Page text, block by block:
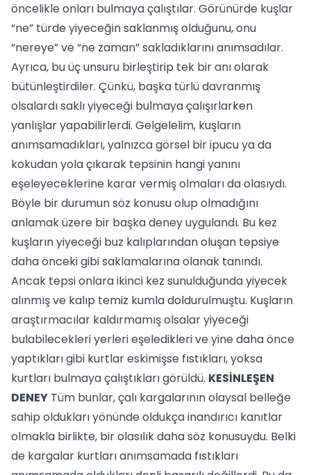
öncelikle onları bulmaya çalıştılar. Görünürde kuşlar
“ne” türde yiyeceğin saklanmış olduğunu, onu
“nereye” ve “ne zaman” sakladıklarını anımsadılar.
Ayrıca, bu üç unsuru birleştirip tek bir anı olarak
bütünleştirdiler. Çünkü, başka türlü davranmış
olsalardı saklı yiyeceği bulmaya çalışırlarken
yanlışlar yapabilirlerdi. Gelgelelim, kuşların
anımsamadıkları, yalnızca görsel bir ipucu ya da
kokudan yola çıkarak tepsinin hangi yanını
eşeleyeceklerine karar vermiş olmaları da olasıydı.
Böyle bir durumun söz konusu olup olmadığını
anlamak üzere bir başka deney uygulandı. Bu kez
kuşların yiyeceği buz kalıplarından oluşan tepsiye
daha önceki gibi saklamalarına olanak tanındı.
Ancak tepsi onlara ikinci kez sunulduğunda yiyecek
alınmış ve kalıp temiz kumla doldurulmuştu. Kuşların
araştırmacılar kaldırmamış olsalar yiyeceği
bulabilecekleri yerleri eşeledikleri ve yine daha önce
yaptıkları gibi kurtlar eskimişse fıstıkları, yoksa
kurtları bulmaya çalıştıkları görüldü. KESİNLEŞEN
DENEY Tüm bunlar, çalı kargalarının olaysal belleğe
sahip oldukları yönünde oldukça inandırıcı kanıtlar
olmakla birlikte, bir olasılık daha söz konusuydu. Belki
de kargalar kurtları anımsamada fıstıkları